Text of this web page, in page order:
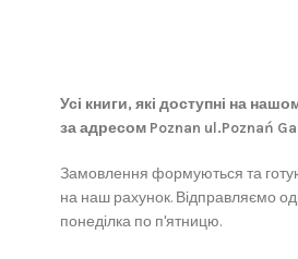
Усі книги, які доступні на
за адресом Poznan ul.Poznań
Замовлення формуються та
на наш рахунок. Відправляємо
понеділка по п'ятницю.